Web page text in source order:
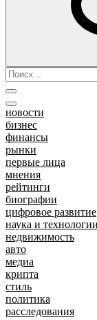
новости
бизнес
финансы
рынки
первые лица
мнения
рейтинги
биографии
цифровое развитие
наука и технологии
недвижимость
авто
медиа
крипта
стиль
политика
расследования